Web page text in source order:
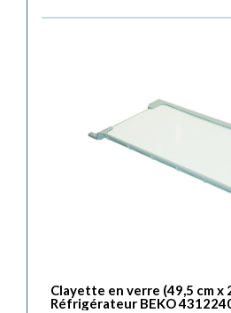
Clayette en verre (49,5 cm x
Réfrigérateur BEKO